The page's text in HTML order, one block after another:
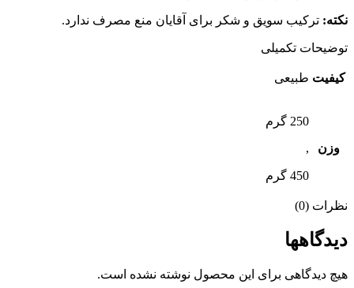
نکته: ترکیب سویق و شکر برای آقایان منع مصرف ندارد.
توضیحات تکمیلی
کیفیت طبیعی
وزن
250 گرم
,
450 گرم
نظرات (0)
دیدگاهها
هیچ دیدگاهی برای این محصول نوشته نشده است.